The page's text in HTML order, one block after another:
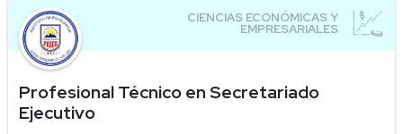
Profesional Técnico en Secretariado
Ejecutivo